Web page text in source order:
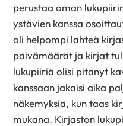
perustaa oman
ystävien kanssa
oli helpompi lähteä
päivämäärät ja kirjat
lukupiiriä olisi pitänyt
kanssaan jakaisi aika
näkemyksiä, kun taas
mukana. Kirjaston